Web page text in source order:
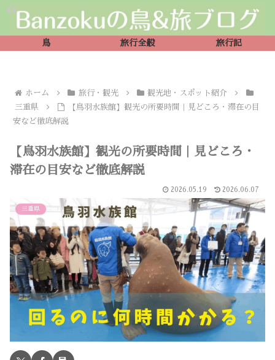
鳥 旅行全般 旅行記
ホーム 旅行・観光
観光地・スポット紹介
三重県
【鳥羽水族館】観光の所要時間｜見どころ・滞在の目
安など徹底解説
【鳥羽水族館】観光の所要時間｜見どころ・
滞在の目安など徹底解説
2026.05.19 2026.06.07
三重県